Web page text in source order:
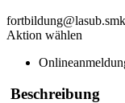
Aktion wählen
Beschreibung